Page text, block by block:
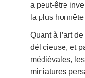
a peut-être
la plus
Quant à l’art
délicieuse, et
médiévales,
miniatures